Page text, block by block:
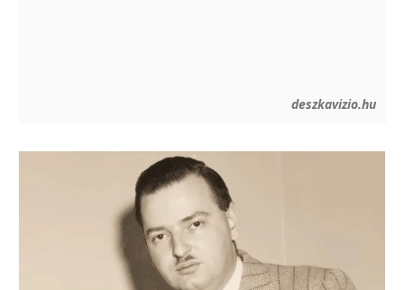
deszkavizio.hu